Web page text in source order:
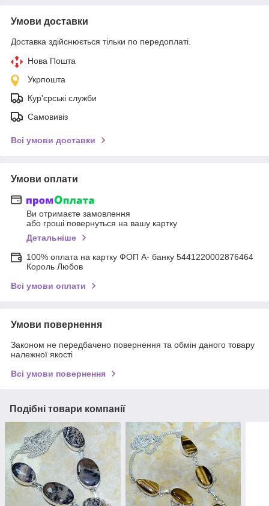
Умови доставки
Доставка здійснюється тільки по передоплаті.
Нова Пошта
Укрпошта
Кур'єрські служби
Самовивіз
Всі умови доставки
Умови оплати
Ви отримаєте замовлення
або гроші повернуться на вашу картку
Детальніше
100% оплата на картку ФОП А- банку 5441220002876464
Король Любов
Всі умови оплати
Умови повернення
Законом не передбачено повернення та обмін даного товару
належної якості
Всі умови повернення
Подібні товари компанії